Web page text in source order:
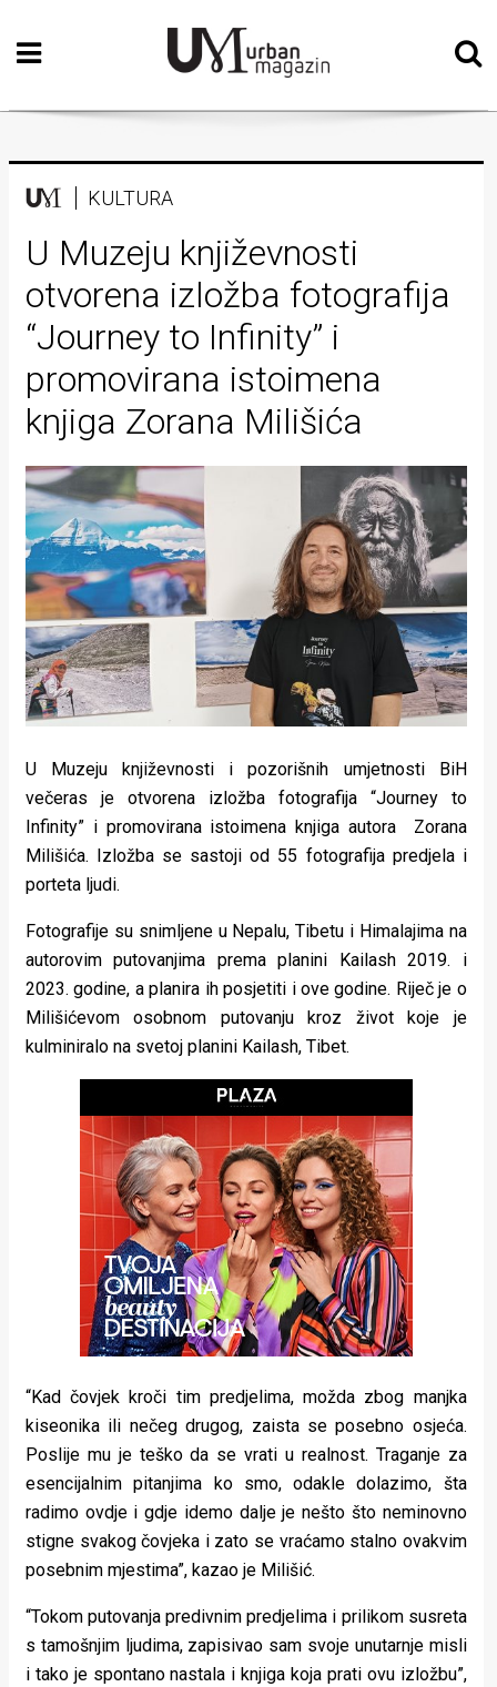
Početna
Vizualne
Teatar
Književnost
Muzika
Film
Intervju
Kolumne
Kultura
Lifestyle
Beauty
Fashion
Zdravlje
Za
Život
pokretu
Ideje
koje
rade
Urban
Aktuelnosti
KULTURA
U Muzeju književnosti
otvorena izložba fotografija
“Journey to Infinity” i
promovirana istoimena
knjiga Zorana Milišića
U Muzeju književnosti i pozorišnih umjetnosti BiH
večeras je otvorena izložba fotografija “Journey to
Infinity” i promovirana istoimena knjiga autora Zorana
Milišića. Izložba se sastoji od 55 fotografija predjela i
porteta ljudi.
Fotografije su snimljene u Nepalu, Tibetu i Himalajima na
autorovim putovanjima prema planini Kailash 2019. i
2023. godine, a planira ih posjetiti i ove godine. Riječ je o
Milišićevom osobnom putovanju kroz život koje je
kulminiralo na svetoj planini Kailash, Tibet.
“Kad čovjek kroči tim predjelima, možda zbog manjka
kiseonika ili nečeg drugog, zaista se posebno osjeća.
Poslije mu je teško da se vrati u realnost. Traganje za
esencijalnim pitanjima ko smo, odakle dolazimo, šta
radimo ovdje i gdje idemo dalje je nešto što neminovno
stigne svakog čovjeka i zato se vraćamo stalno ovakvim
posebnim mjestima”, kazao je Milišić.
“Tokom putovanja predivnim predjelima i prilikom susreta
s tamošnjim ljudima, zapisivao sam svoje unutarnje misli
i tako je spontano nastala i knjiga koja prati ovu izložbu”,